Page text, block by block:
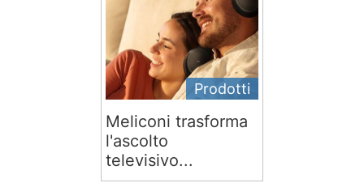
Prodotti
Meliconi trasforma
l'ascolto
televisivo...